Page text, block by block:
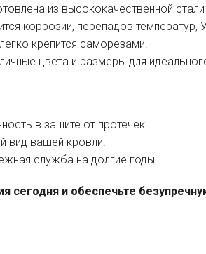
из высококачественной
коррозии, перепадов температур,
крепится саморезами.
цвета и размеры для
в защите от протечек.
вид вашей кровли.
служба на долгие годы.
сегодня и обеспечьте